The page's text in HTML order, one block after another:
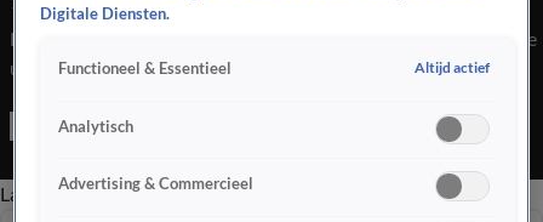
Bekijk aflevering 273 van Hart van Nederland - Ochtend Editie
uit seizoen 2026 hier. Deze aflevering is uitgezonden op 18
Editie is een Nieuws programma
Late EditieOchtend EditieVroege Editie
Digitale Diensten.
Functioneel & Essentieel Altijd actief
Analytisch
Advertising & Commercieel